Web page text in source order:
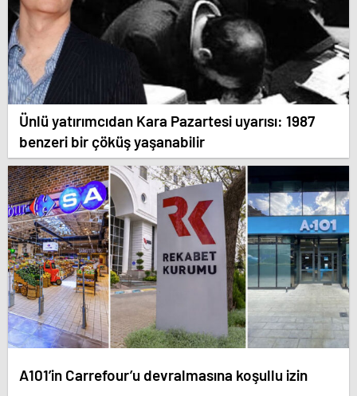
Ünlü yatırımcıdan Kara Pazartesi uyarısı: 1987
benzeri bir çöküş yaşanabilir
A101’in Carrefour’u devralmasına koşullu izin